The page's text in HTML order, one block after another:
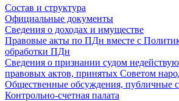
Состав и структура
Официальные документы
Сведения о доходах и имуществе
Правовые акты по ПДн вместе с
обработки ПДн
Сведения о признании судом
правовых актов, принятых Советом
Общественные обсуждения, публичные
Контрольно-счетная палата